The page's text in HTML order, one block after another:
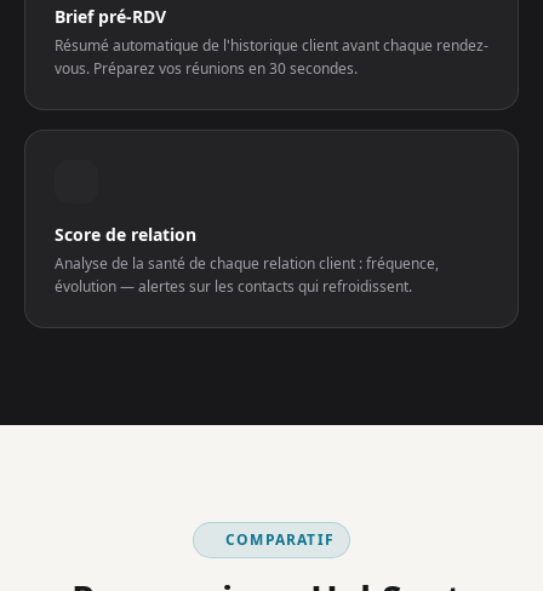
Brief pré-RDV
Résumé automatique de l'historique client avant chaque rendez-
vous. Préparez vos réunions en 30 secondes.
Score de relation
Analyse de la santé de chaque relation client : fréquence,
évolution — alertes sur les contacts qui refroidissent.
COMPARATIF